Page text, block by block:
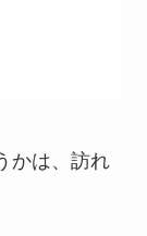
かは、訪れ